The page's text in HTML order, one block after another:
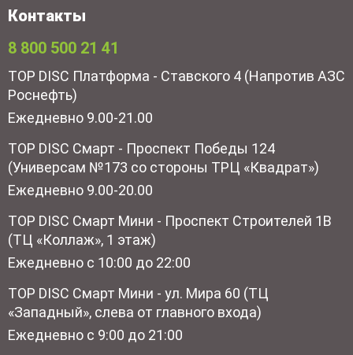
Контакты
8 800 500 21 41
TOP DISC Платформа - Ставского 4 (Напротив АЗС
Роснефть)
Ежедневно 9.00-21.00
TOP DISC Смарт - Проспект Победы 124
(Универсам №173 со стороны ТРЦ «Квадрат»)
Ежедневно 9.00-20.00
TOP DISC Смарт Мини - Проспект Строителей 1В
(ТЦ «Коллаж», 1 этаж)
Ежедневно с 10:00 до 22:00
TOP DISC Смарт Мини - ул. Мира 60 (ТЦ
«Западный», слева от главного входа)
Ежедневно с 9:00 до 21:00